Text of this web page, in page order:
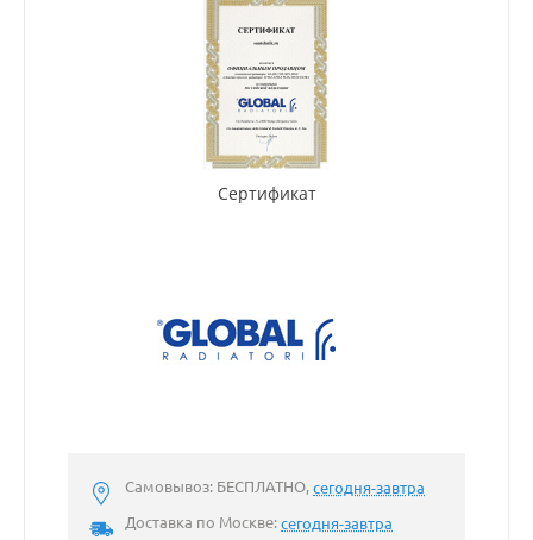
Сертификат
Самовывоз: БЕСПЛАТНО,сегодня-завтра
Доставка по Москве:сегодня-завтра